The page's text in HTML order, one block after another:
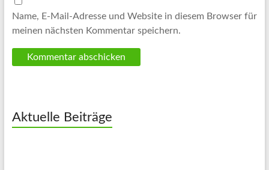
Name, E-Mail-Adresse und Website in diesem Browser für
meinen nächsten Kommentar speichern.
Aktuelle Beiträge